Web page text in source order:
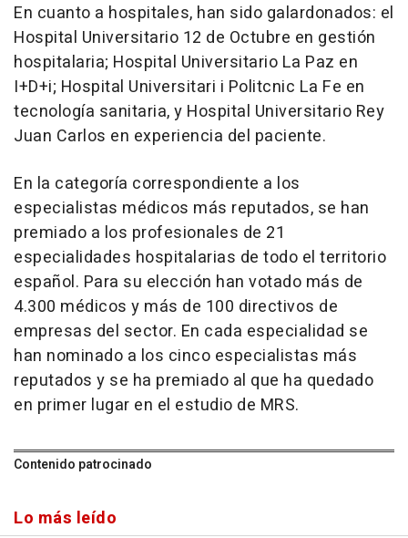
En cuanto a hospitales, han sido galardonados: el
Hospital Universitario 12 de Octubre en gestión
hospitalaria; Hospital Universitario La Paz en
I+D+i; Hospital Universitari i Politcnic La Fe en
tecnología sanitaria, y Hospital Universitario Rey
Juan Carlos en experiencia del paciente.
En la categoría correspondiente a los
especialistas médicos más reputados, se han
premiado a los profesionales de 21
especialidades hospitalarias de todo el territorio
español. Para su elección han votado más de
4.300 médicos y más de 100 directivos de
empresas del sector. En cada especialidad se
han nominado a los cinco especialistas más
reputados y se ha premiado al que ha quedado
en primer lugar en el estudio de MRS.
Contenido patrocinado
Lo más leído